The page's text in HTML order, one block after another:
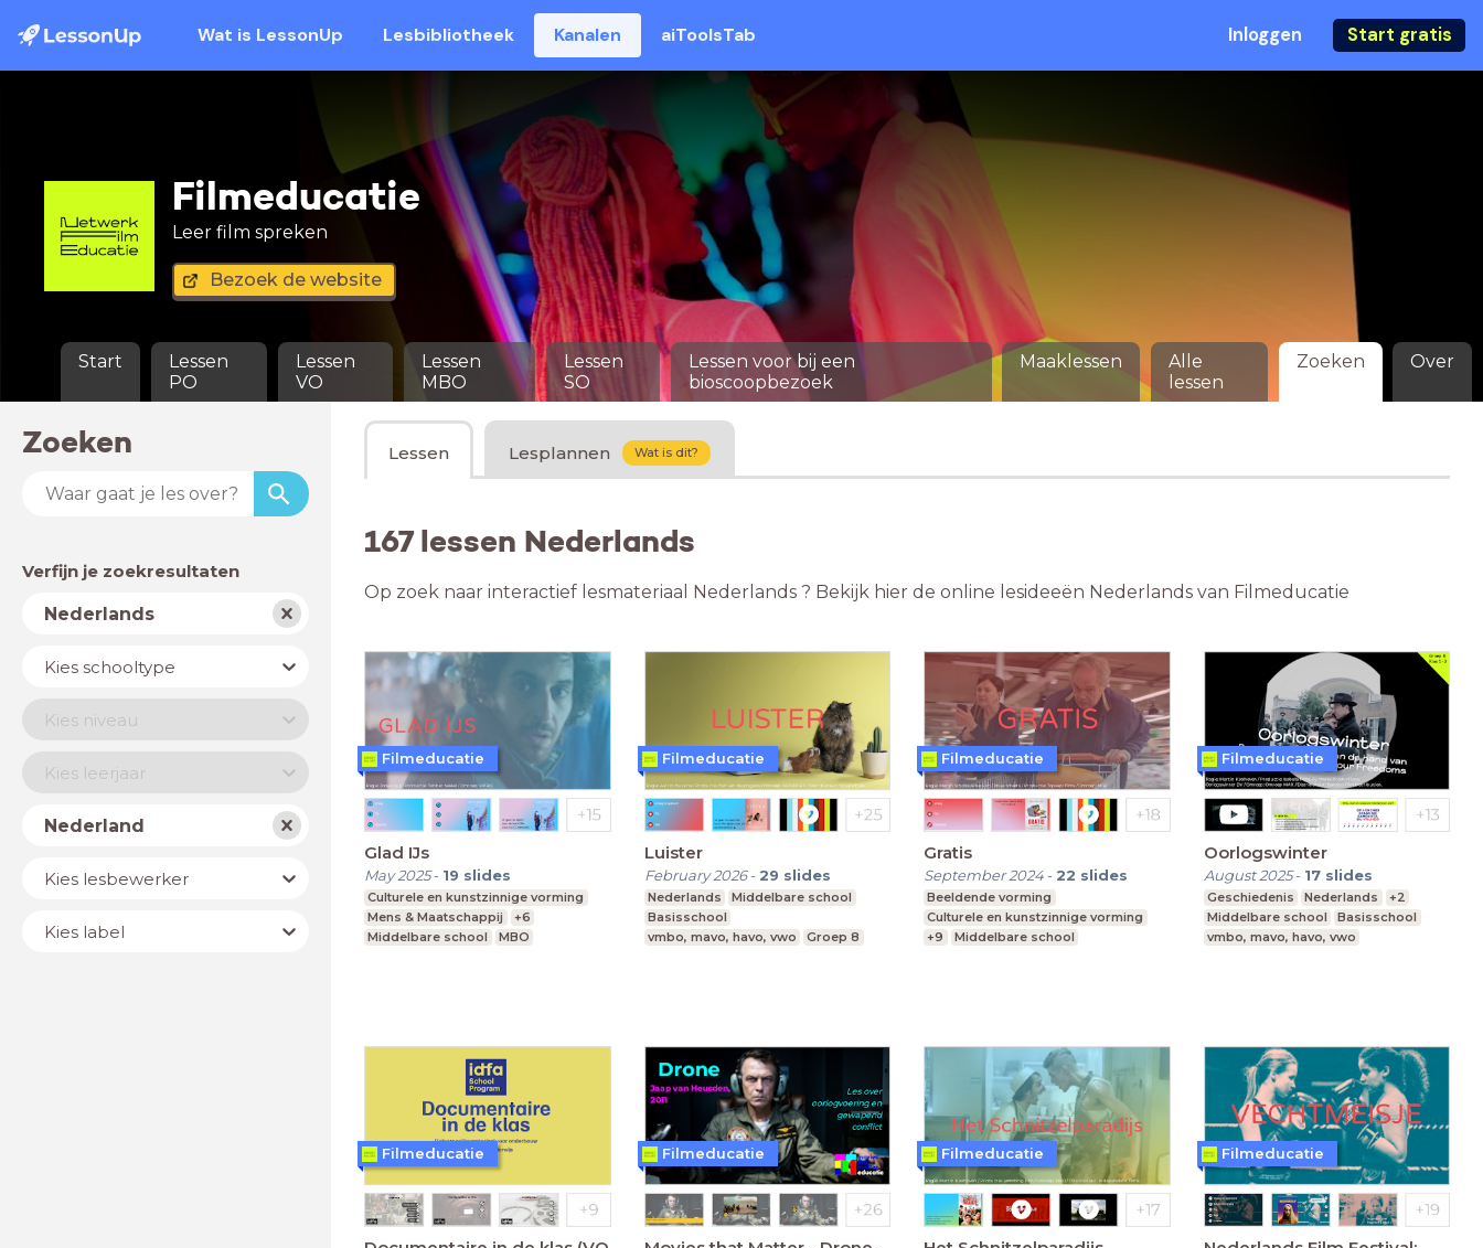
Wat is LessonUp Lesbibliotheek Kanalen aiToolsTab Inloggen Start gratis
Filmeducatie
Leer film spreken
Bezoek de website
Start
Lessen
PO
Lessen
VO
Lessen
MBO
Lessen
SO
Lessen voor bij een
bioscoopbezoek
Maaklessen
Alle
lessen
Zoeken Over
Zoeken
Verfijn je zoekresultaten
VakNederlands
Schooltype
Kies schooltype
Niveau
Kies niveau
JaarKies leerjaar
LandNederland
Lesbewerker
Kies lesbewerker
LabelKies label
Lessen Lesplannen Wat is dit?
167 lessen Nederlands
Op zoek naar interactief lesmateriaal Nederlands ? Bekijk hier de online lesideeën Nederlands van Filmeducatie
Glad IJs
May 2025- 19 slides
Culturele en kunstzinnige vorming
Mens & Maatschappij
+6
Middelbare school
MBO
Filmeducatie
Luister
February 2026- 29 slides
Nederlands
Middelbare school
Basisschool
vmbo, mavo, havo, vwo
Groep 8
Filmeducatie
Gratis
September 2024- 22 slides
Beeldende vorming
Culturele en kunstzinnige vorming
+9
Middelbare school
Filmeducatie
Oorlogswinter
August 2025- 17 slides
Geschiedenis Nederlands
+2
Middelbare school
Basisschool
vmbo, mavo, havo, vwo
Filmeducatie
Filmeducatie Filmeducatie Filmeducatie Filmeducatie